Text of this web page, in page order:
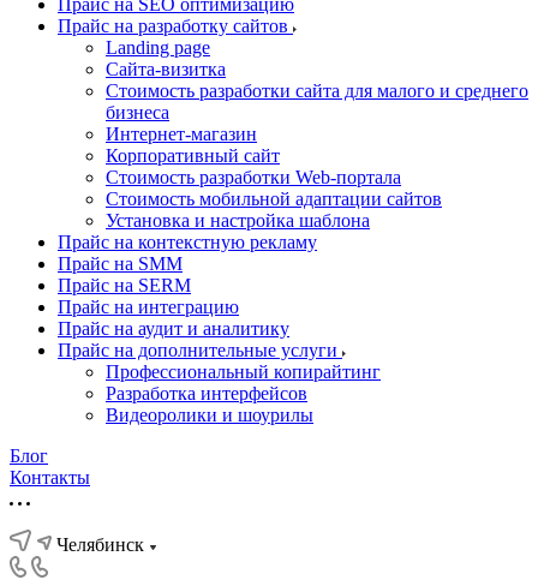
Прайс на SEO оптимизацию
Прайс на разработку сайтов
Landing page
Cайта-визитка
Стоимость разработки сайта для малого и среднего
бизнеса
Интернет-магазин
Корпоративный сайт
Стоимость разработки Web-портала
Стоимость мобильной адаптации сайтов
Установка и настройка шаблона
Прайс на контекстную рекламу
Прайс на SMM
Прайс на SERM
Прайс на интеграцию
Прайс на аудит и аналитику
Прайс на дополнительные услуги
Профессиональный копирайтинг
Разработка интерфейсов
Видеоролики и шоурилы
Блог
Контакты
Челябинск